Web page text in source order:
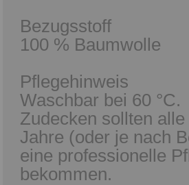
Bezugsstoff
100 % Baumwolle
Pflegehinweis
Waschbar bei 60 °C.
Zudecken sollten
Jahre (oder je nach
eine professionelle
bekommen.